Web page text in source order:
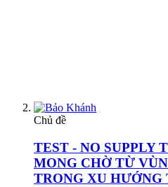
Chủ đề
TEST - NO SUPPLY
MONG CHỜ TỪ
TRONG XU HƯỚNG